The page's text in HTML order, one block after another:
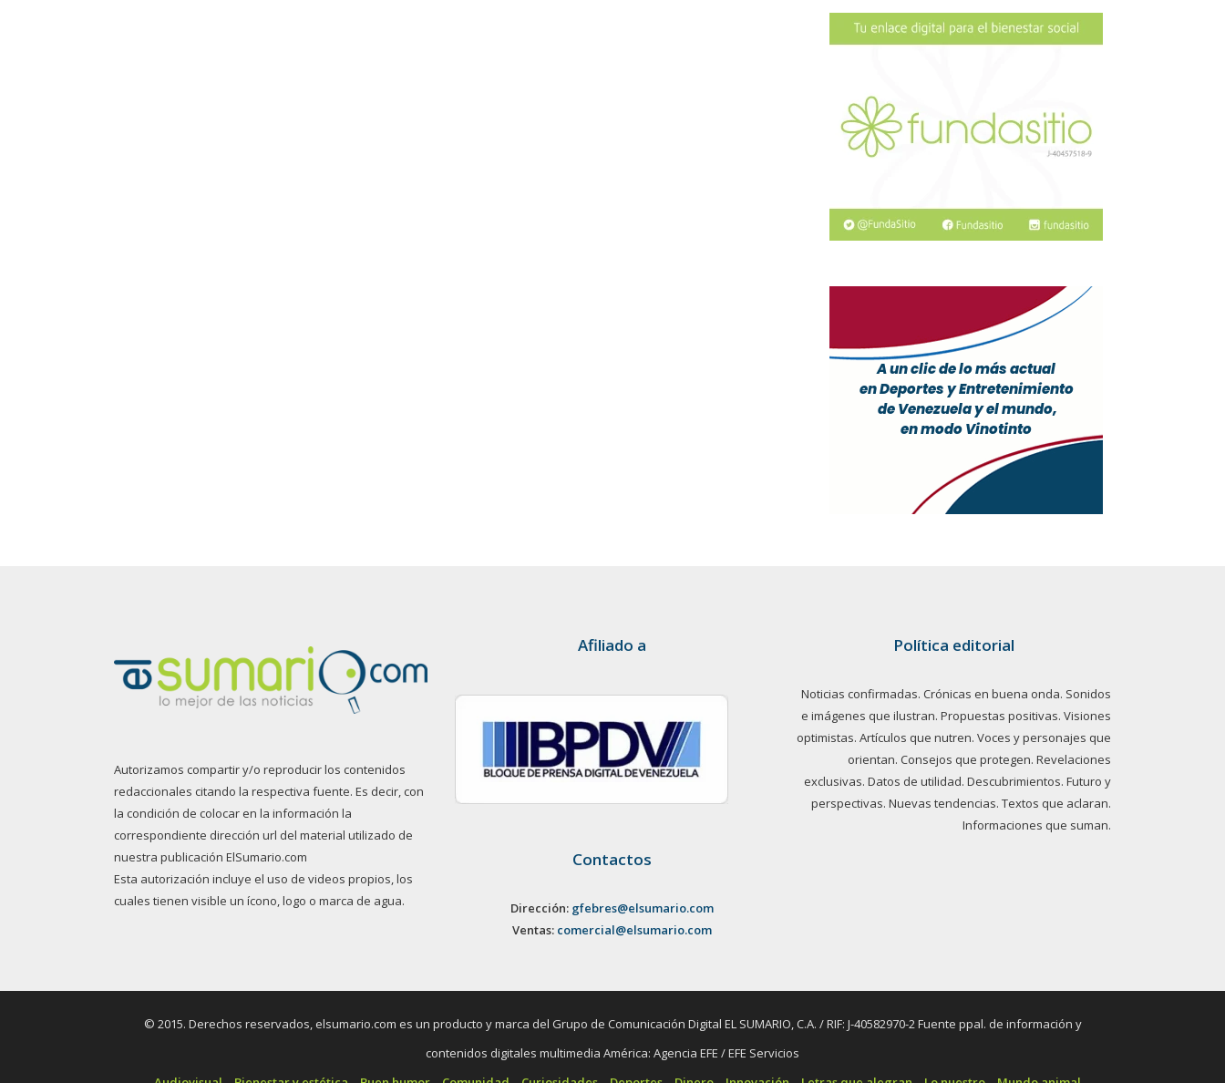
Autorizamos compartir y/o reproducir los contenidos
redaccionales citando la respectiva fuente. Es decir, con
la condición de colocar en la información la
correspondiente dirección url del material utilizado de
nuestra publicación ElSumario.com
Esta autorización incluye el uso de videos propios, los
cuales tienen visible un ícono, logo o marca de agua.
Afiliado a
Contactos
Dirección: gfebres@elsumario.com
Ventas: comercial@elsumario.com
Política editorial
Noticias confirmadas. Crónicas en buena onda. Sonidos
e imágenes que ilustran. Propuestas positivas. Visiones
optimistas. Artículos que nutren. Voces y personajes que
orientan. Consejos que protegen. Revelaciones
exclusivas. Datos de utilidad. Descubrimientos. Futuro y
perspectivas. Nuevas tendencias. Textos que aclaran.
Informaciones que suman.
© 2015. Derechos reservados, elsumario.com es un producto y marca del Grupo de Comunicación Digital EL SUMARIO, C.A. / RIF: J-40582970-2 Fuente ppal. de información y
contenidos digitales multimedia América: Agencia EFE / EFE Servicios